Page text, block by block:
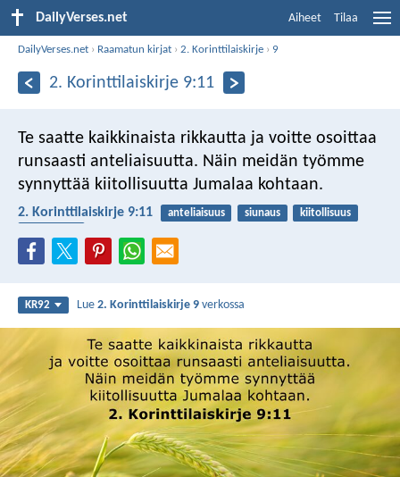
DailyVerses.net Aiheet Tilaa
DailyVerses.net › Raamatun kirjat ›2. Korinttilaiskirje › 9
2. Korinttilaiskirje 9:11
Te saatte kaikkinaista rikkautta ja voitte osoittaa
runsaasti anteliaisuutta. Näin meidän työmme
synnyttää kiitollisuutta Jumalaa kohtaan.
2. Korinttilaiskirje 9:11 anteliaisuus siunaus
kiitollisuus
KR92 Lue2. Korinttilaiskirje 9 verkossa